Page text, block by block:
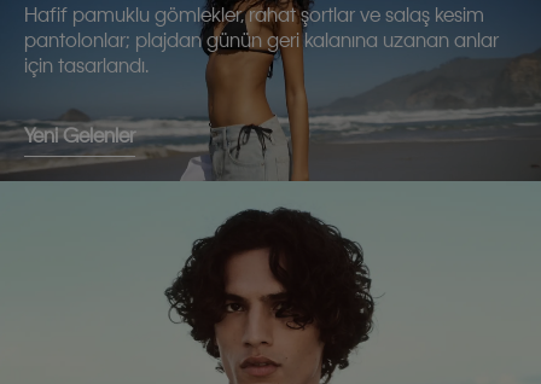
Hafif pamuklu gömlekler, rahat şortlar ve salaş kesim
pantolonlar; plajdan günün geri kalanına uzanan anlar
için tasarlandı.
Yeni Gelenler